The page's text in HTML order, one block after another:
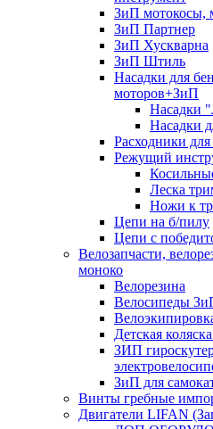
ЗиП мотокосы,
ЗиП Партнер
ЗиП Хускварна
ЗиП Штиль
Насадки для
моторов+ЗиП
Насадки
Насадки
Расходники
Режущий
Леска
Ножи к
Цепи на б/пилу
Цепи с
Велозапчасти,
моноко
Велорезина
Велосипеды
Детская
ЗИП
ЗиП для
Винты гребные
Двигатели LIFAN